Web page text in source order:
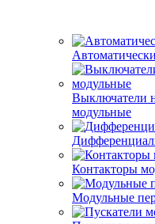
Выключатели
модульные
Контакторы
Модульные